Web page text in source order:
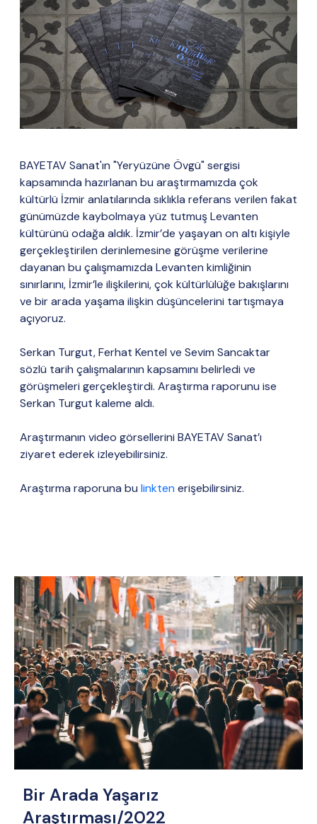
BAYETAV Sanat'ın "Yeryüzüne Övgü" sergisi
kapsamında hazırlanan bu araştırmamızda çok
kültürlü İzmir anlatılarında sıklıkla referans verilen fakat
günümüzde kaybolmaya yüz tutmuş Levanten
kültürünü odağa aldık. İzmir’de yaşayan on altı kişiyle
gerçekleştirilen derinlemesine görüşme verilerine
dayanan bu çalışmamızda Levanten kimliğinin
sınırlarını, İzmir’le ilişkilerini, çok kültürlülüğe bakışlarını
ve bir arada yaşama ilişkin düşüncelerini tartışmaya
açıyoruz.
Serkan Turgut, Ferhat Kentel ve Sevim Sancaktar
sözlü tarih çalışmalarının kapsamını belirledi ve
görüşmeleri gerçekleştirdi. Araştırma raporunu ise
Serkan Turgut kaleme aldı.
Araştırmanın video görsellerini BAYETAV Sanat’ı
ziyaret ederek izleyebilirsiniz.
Araştırma raporuna bu linkten erişebilirsiniz.
Bir Arada Yaşarız
Araştırması/2022